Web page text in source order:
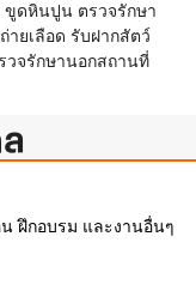
ขูดหินปูน ตรวจรักษา
ายเลือด รับฝากสัตว์
วจรักษานอกสถานที่
ฝึกอบรม และงานอื่นๆ